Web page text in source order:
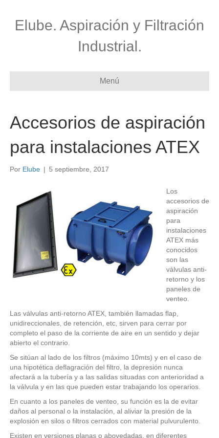
Elube. Aspiración y Filtración
Industrial.
Menú
Accesorios de aspiración
para instalaciones ATEX
Por Elube | 5 septiembre, 2017
Los
accesorios de
aspiración
para
instalaciones
ATEX más
conocidos
son las
válvulas anti-
retorno y los
paneles de
venteo.
Las válvulas anti-retorno ATEX, también llamadas flap,
unidireccionales, de retención, etc, sirven para cerrar por
completo el paso de la corriente de aire en un sentido y dejar
abierto el contrario.
Se sitúan al lado de los filtros (máximo 10mts) y en el caso de
una hipotética deflagración del filtro, la depresión nunca
afectará a la tubería y a las salidas situadas con anterioridad a
la válvula y en las que pueden estar trabajando los operarios.
En cuanto a los paneles de venteo, su función es la de evitar
daños al personal o la instalación, al aliviar la presión de la
explosión en silos o filtros cerrados con material pulvurulento.
Existen en versiones planas o abovedadas, en diferentes